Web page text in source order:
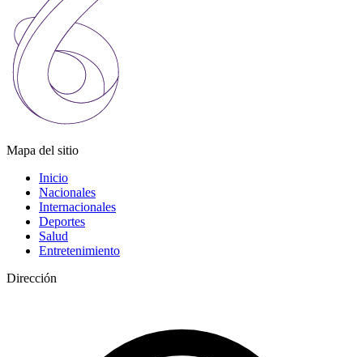
Mapa del sitio
Inicio
Nacionales
Internacionales
Deportes
Salud
Entretenimiento
Dirección